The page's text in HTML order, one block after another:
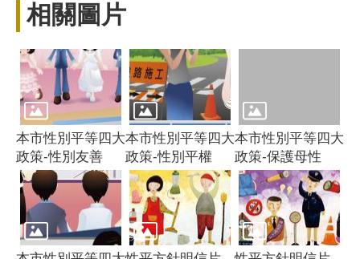
相關圖片
本市性別平等四大
政策-性別友善
本市性別平等四大
政策-性別平權
本市性別平等四大
政策-保護母性